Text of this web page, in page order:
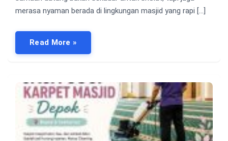
merasa nyaman berada di lingkungan masjid yang rapi […]
Read More »